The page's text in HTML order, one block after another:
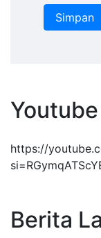
https://
Berita